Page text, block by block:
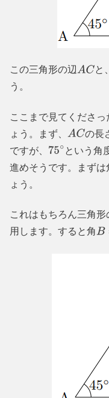
この三角形の辺AC と
う。
ここまで見てくださ
ょう。まず、 AC の長
ですが、
75
という角
進めそうです。まずは
ょう。
これはもちろん三角
用します。すると角B=